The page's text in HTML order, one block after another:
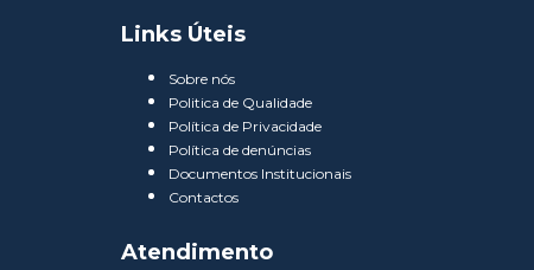
Links Úteis
Sobre nós
Politica de Qualidade
Política de Privacidade
Política de denúncias
Documentos Institucionais
Contactos
Atendimento